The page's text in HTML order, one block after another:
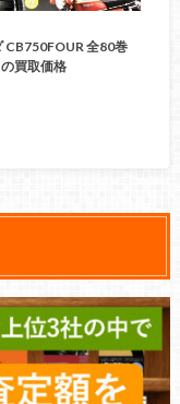
CB750FOUR 全80巻
買取価格